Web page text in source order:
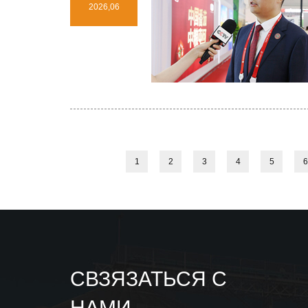
2026,06
1 2 3 4 5 6
СВЗЯЗАТЬСЯ С